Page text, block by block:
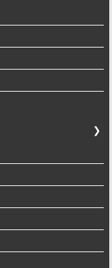
❯